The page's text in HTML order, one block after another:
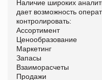
Наличие широких
дает возможность
контролировать:
Ассортимент
Ценообразование
Маркетинг
Запасы
Взаиморасчеты
Продажи